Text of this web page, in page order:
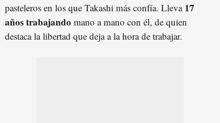
pasteleros en los que Takashi más confía. Lleva 17
años trabajando mano a mano con él, de quien
destaca la libertad que deja a la hora de trabajar.